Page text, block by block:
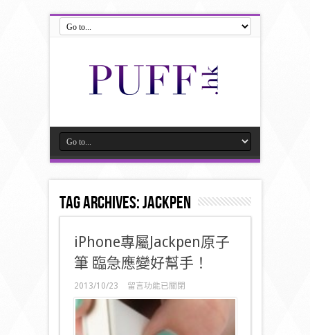
Tag Archives:Jackpen
iPhone專屬Jackpen原子
筆 臨急應變好幫手！
2013/10/23
在
〈iPhone
專
留言功能已關閉